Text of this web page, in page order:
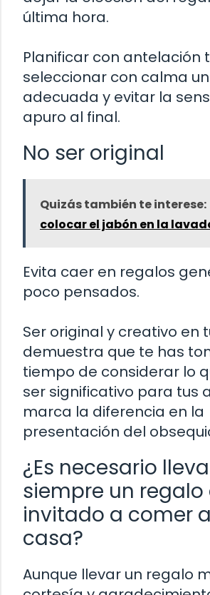
última hora.
Planificar con antelación
seleccionar con calma
adecuada y evitar la
apuro al final.
No ser original
Quizás también te interese:
colocar el jabón en la
Evita caer en regalos
poco pensados.
Ser original y creativo en
demuestra que te has
tiempo de considerar lo
ser significativo para tus
marca la diferencia en la
presentación del
¿Es necesario
siempre un regalo
invitado a comer
casa?
Aunque llevar un regalo